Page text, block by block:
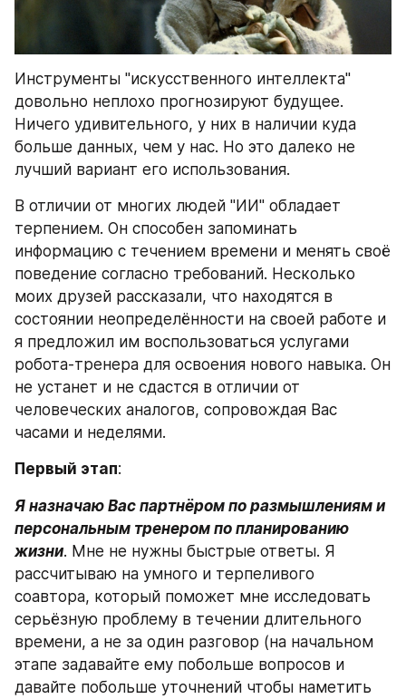
Инструменты "искусственного интеллекта"
довольно неплохо прогнозируют будущее.
Ничего удивительного, у них в наличии куда
больше данных, чем у нас. Но это далеко не
лучший вариант его использования.
В отличии от многих людей "ИИ" обладает
терпением. Он способен запоминать
информацию с течением времени и менять своё
поведение согласно требований. Несколько
моих друзей рассказали, что находятся в
состоянии неопределённости на своей работе и
я предложил им воспользоваться услугами
робота-тренера для освоения нового навыка. Он
не устанет и не сдастся в отличии от
человеческих аналогов, сопровождая Вас
часами и неделями.
Первый этап:
Я назначаю Вас партнёром по размышлениям и
персональным тренером по планированию
жизни. Мне не нужны быстрые ответы. Я
рассчитываю на умного и терпеливого
соавтора, который поможет мне исследовать
серьёзную проблему в течении длительного
времени, а не за один разговор (на начальном
этапе задавайте ему побольше вопросов и
давайте побольше уточнений чтобы наметить